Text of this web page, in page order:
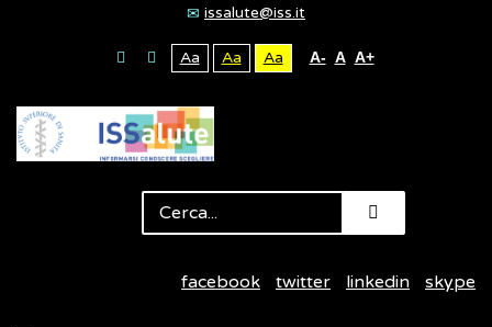
issalute@iss.it
Aa Aa Aa A- A A+
facebook twitter linkedin skype